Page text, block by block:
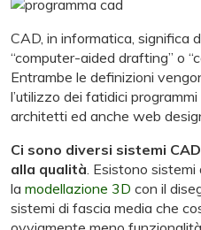
CAD, in informatica, significa
“computer-aided drafting” o
Entrambe le definizioni
l’utilizzo dei fatidici
architetti ed anche web
Ci sono diversi sistemi
alla qualità. Esistono
la modellazione 3D con il
sistemi di fascia media che